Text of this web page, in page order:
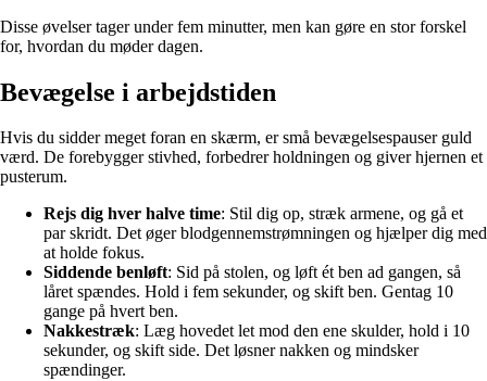
Disse øvelser tager under fem minutter, men kan gøre en stor forskel
for, hvordan du møder dagen.
Bevægelse i arbejdstiden
Hvis du sidder meget foran en skærm, er små bevægelsespauser guld
værd. De forebygger stivhed, forbedrer holdningen og giver hjernen et
pusterum.
Rejs dig hver halve time: Stil dig op, stræk armene, og gå et
par skridt. Det øger blodgennemstrømningen og hjælper dig med
at holde fokus.
Siddende benløft: Sid på stolen, og løft ét ben ad gangen, så
låret spændes. Hold i fem sekunder, og skift ben. Gentag 10
gange på hvert ben.
Nakkestræk: Læg hovedet let mod den ene skulder, hold i 10
sekunder, og skift side. Det løsner nakken og mindsker
spændinger.